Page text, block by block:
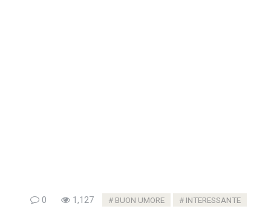
0 1,127 BUON UMORE INTERESSANTE